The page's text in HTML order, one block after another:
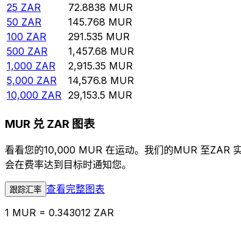
25 ZAR 72.8838 MUR
50 ZAR 145.768 MUR
100 ZAR 291.535 MUR
500 ZAR 1,457.68 MUR
1,000 ZAR 2,915.35 MUR
5,000 ZAR 14,576.8 MUR
10,000 ZAR 29,153.5 MUR
MUR 兑 ZAR 图表
看看您的10,000 MUR 在运动。我们的MUR 至ZAR
会在费率达到目标时通知您。
跟踪汇率 查看完整图表
1 MUR = 0.343012 ZAR